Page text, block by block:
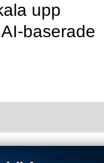
upp
baserade